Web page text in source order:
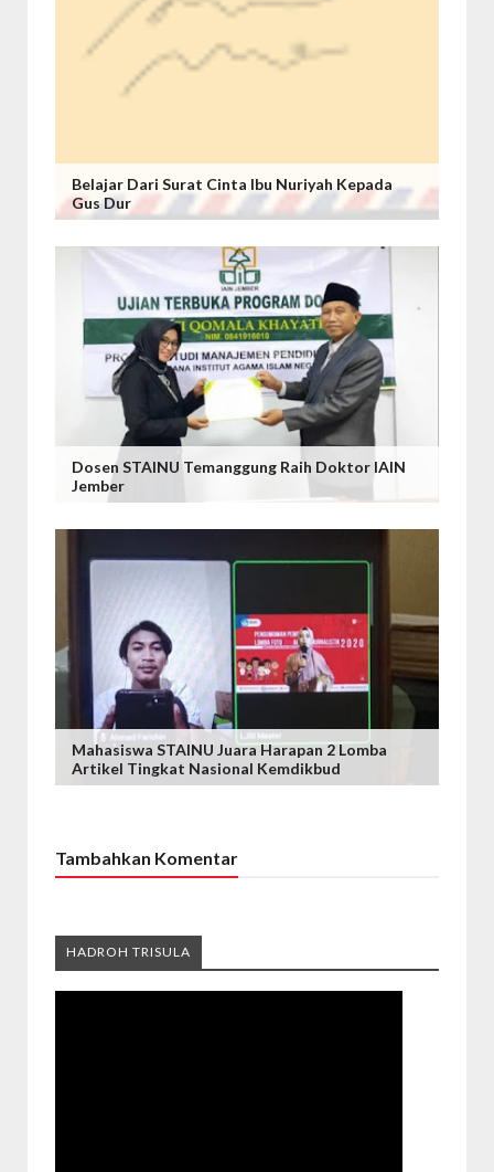
Belajar Dari Surat Cinta Ibu Nuriyah Kepada
Gus Dur
Dosen STAINU Temanggung Raih Doktor IAIN
Jember
Mahasiswa STAINU Juara Harapan 2 Lomba
Artikel Tingkat Nasional Kemdikbud
Tambahkan Komentar
HADROH TRISULA